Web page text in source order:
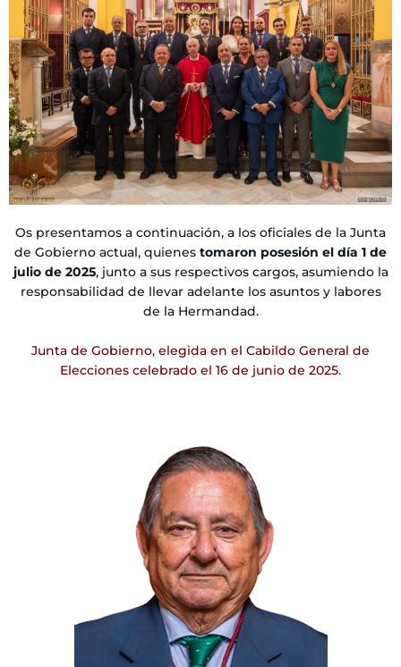
Os presentamos a continuación, a los oficiales de la Junta
de Gobierno actual, quienes tomaron posesión el día 1 de
julio de 2025, junto a sus respectivos cargos, asumiendo la
responsabilidad de llevar adelante los asuntos y labores
de la Hermandad.
Junta de Gobierno, elegida en el Cabildo General de
Elecciones celebrado el 16 de junio de 2025.